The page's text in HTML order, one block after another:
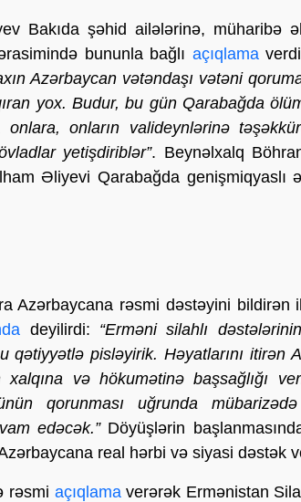
Bakıda şəhid ailələrinə, müharibə
bununla bağlı açıqlama
Azərbaycan vətəndaşı vətəni
yox. Budur, bu gün Qarabağda
onların valideynlərinə
yetişdiriblər”. Beynəlxalq
Əliyevi Qarabağda genişmiqyaslı
Azərbaycana rəsmi dəstəyini bildirən
deyilirdi: “Erməni silahlı
qətiyyətlə pisləyirik. Həyatlarını itirən
və hökumətinə başsağlığı
qorunması uğrunda
edəcək.”Döyüşlərin
real hərbi və siyasi dəstək
rəsmi açıqlamaverərək Ermənistan